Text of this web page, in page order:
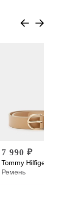
7 990 ₽
Tommy Hilfiger
Ремень